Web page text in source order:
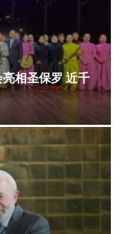
相圣保罗 近千